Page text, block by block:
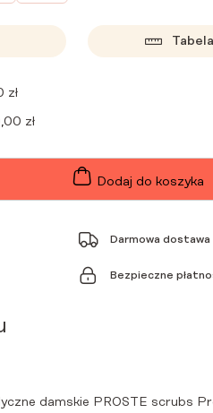
zł
zł
Dodaj do koszyka
Darmowa dostawa
Bezpieczne
damskie PROSTE scrubs